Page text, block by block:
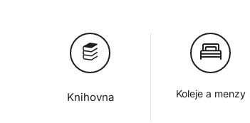
Knihovna Koleje a menzy